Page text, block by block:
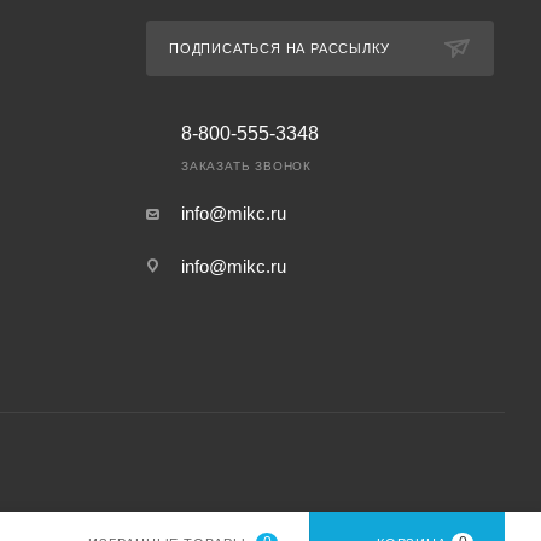
ПОДПИСАТЬСЯ НА РАССЫЛКУ
8-800-555-3348
ЗАКАЗАТЬ ЗВОНОК
info@mikc.ru
info@mikc.ru